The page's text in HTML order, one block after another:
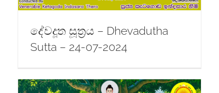
දේවදූත සූත්‍රය – Dhevadutha
Sutta – 24-07-2024